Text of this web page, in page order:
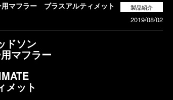
マフラー ブラスアルティメット 製品紹介
2019/08/02
ドソン
マフラー
メット